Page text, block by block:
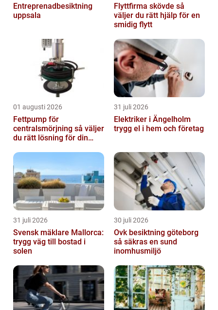
Entreprenadbesiktning
uppsala
Flyttfirma skövde så
väljer du rätt hjälp för en
smidig flytt
01 augusti 2026
Fettpump för
centralsmörjning så väljer
du rätt lösning för din
31 juli 2026
Elektriker i Ängelholm
trygg el i hem och företag
31 juli 2026
Svensk mäklare Mallorca:
trygg väg till bostad i
solen
30 juli 2026
Ovk besiktning göteborg
så säkras en sund
inomhusmiljö